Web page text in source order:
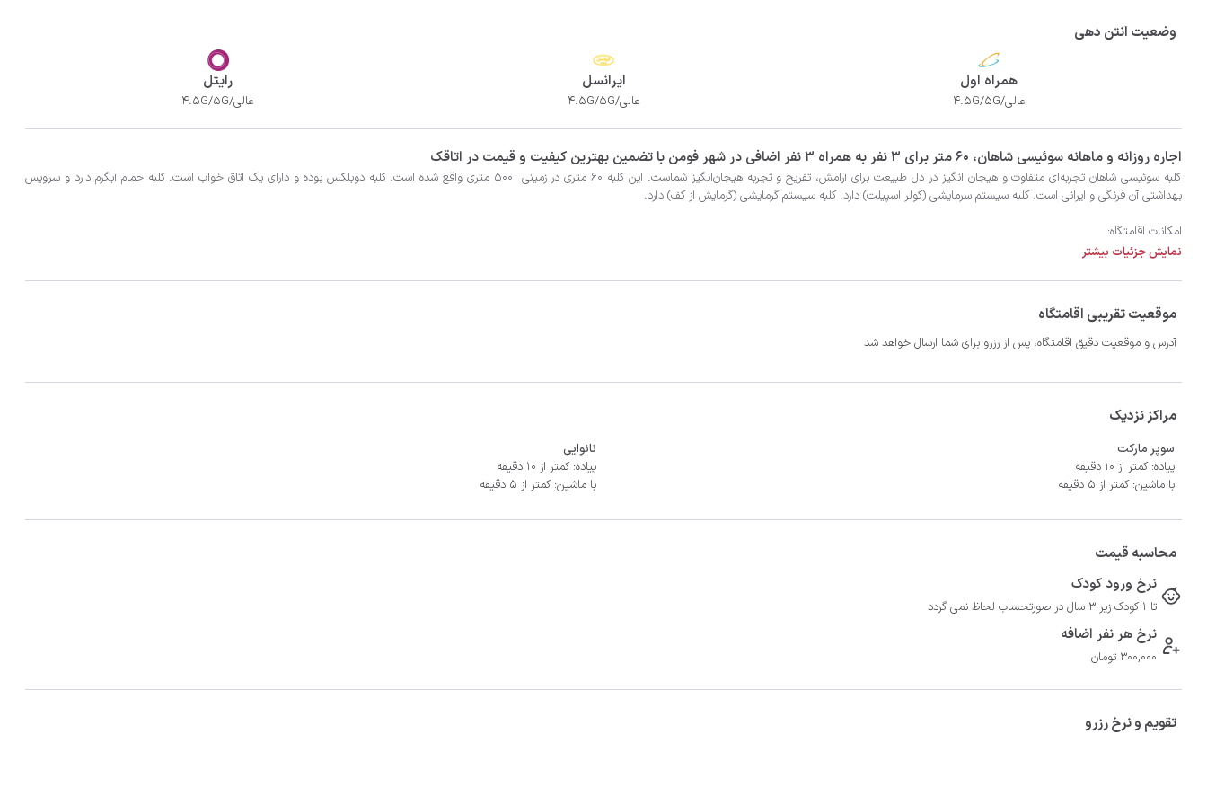
وضعیت انتن دهی
همراه اول
عالی/4.5G/5G
ایرانسل
عالی/4.5G/5G
رایتل
عالی/4.5G/5G
‫‫اجاره روزانه و ماهانه سوئیسی شاهان، 60 متر برای 3 نفر به همراه 3 نفر اضافی در شهر فومن با تضمین بهترین کیفیت و قیمت در اتاقک
کلبه سوئیسی شاهان تجربه‌ای متفاوت و هیجان انگیز در دل طبیعت برای آرامش، تفریح و تجربه‌ هیجان‌انگیز شماست. این کلبه 60 متری در زمینی  500 متری واقع شده است. کلبه دوبلکس بوده و دارای یک اتاق خواب است. کلبه حمام آبگرم دارد و سرویس
- پارکینگ برای 3 خودرو در محوطه
نمایش جزئیات بیشتر
موقعیت تقریبی اقامتگاه
آدرس و موقعیت دقیق اقامتگاه، پس از رزرو برای شما ارسال خواهد شد
مراکز نزدیک
سوپر مارکت
پیاده: کمتر از 10 دقیقه
با ماشین: کمتر از 5 دقیقه
نانوایی
پیاده: کمتر از 10 دقیقه
با ماشین: کمتر از 5 دقیقه
محاسبه قیمت
نرخ ورود کودک
تا 1 کودک زیر 3 سال در صورتحساب لحاظ نمی گردد
نرخ هر نفر اضافه
300,000 تومان
تقویم و نرخ رزرو